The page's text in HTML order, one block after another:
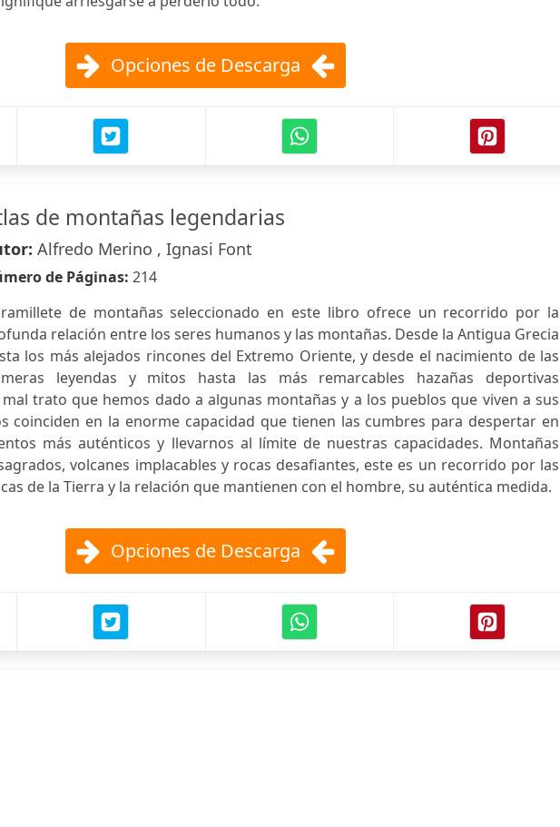
Opciones de Descarga
de montañas legendarias
Alfredo Merino , Ignasi Font
de Páginas: 214
de montañas seleccionado en este libro ofrece un recorrido por la
relación entre los seres humanos y las montañas. Desde la Antigua Grecia
los más alejados rincones del Extremo Oriente, y desde el nacimiento de las
leyendas y mitos hasta las más remarcables hazañas deportivas
trato que hemos dado a algunas montañas y a los pueblos que viven a sus
coinciden en la enorme capacidad que tienen las cumbres para despertar en
más auténticos y llevarnos al límite de nuestras capacidades. Montañas
volcanes implacables y rocas desafiantes, este es un recorrido por las
de la Tierra y la relación que mantienen con el hombre, su auténtica medida.
Opciones de Descarga